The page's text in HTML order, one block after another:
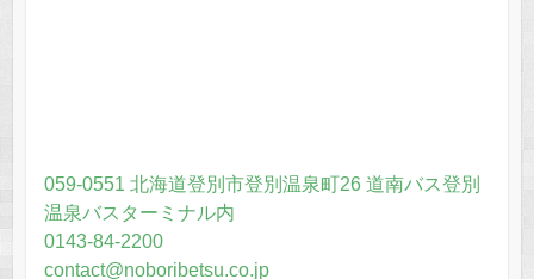
059-0551 北海道登別市登別温泉町26 道南バス登別
温泉バスターミナル内
0143-84-2200
contact@noboribetsu.co.jp